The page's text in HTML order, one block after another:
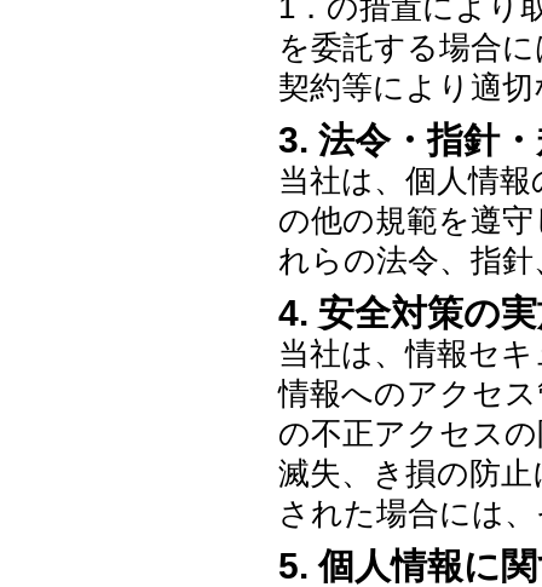
1．の措置により
を委託する場合
契約等により適
3. 法令・指針
当社は、個人情
の他の規範を遵
れらの法令、指
4. 安全対策の
当社は、情報セ
情報へのアクセ
の不正アクセス
滅失、き損の防
された場合には
5. 個人情報に